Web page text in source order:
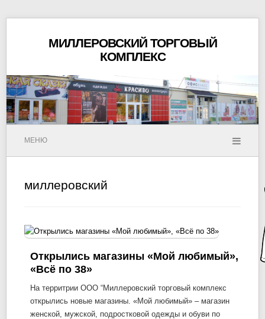
МИЛЛЕРОВСКИЙ ТОРГОВЫЙ
КОМПЛЕКС
МЕНЮ
миллеровский
Открылись магазины «Мой любимый»,
«Всё по 38»
На территрии ООО “Миллеровский торговый комплекс
открылись новые магазины. «Мой любимый» – магазин
женской, мужской, подростковой одежды и обуви по